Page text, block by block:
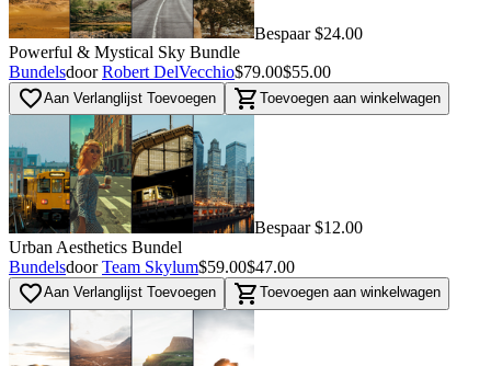
Bespaar $24.00
Powerful & Mystical Sky Bundle
Bundelsdoor Robert DelVecchio$79.00$55.00
favorite_borderAan Verlanglijst Toevoegen shopping_cart Toevoegen aan winkelwagen
Bespaar $12.00
Urban Aesthetics Bundel
Bundelsdoor Team Skylum$59.00$47.00
favorite_borderAan Verlanglijst Toevoegen shopping_cart Toevoegen aan winkelwagen